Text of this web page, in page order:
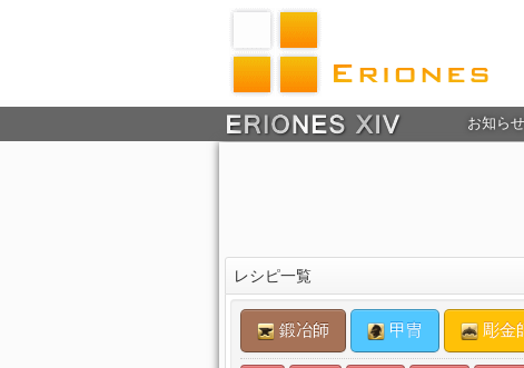
お知らせ
レシピ一覧
鍛冶師 甲冑 彫金